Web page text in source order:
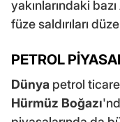
yakınlarındaki
füze saldırıları
PETROL
Dünya petrol
Hürmüz Boğazı